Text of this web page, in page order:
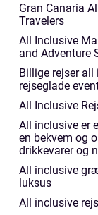
Gran Canaria
Travelers
All Inclusive
and Adventure
Billige rejser
rejseglade
All Inclusive
All inclusive er
en bekvem og
drikkevarer og
All inclusive
luksus
All inclusive